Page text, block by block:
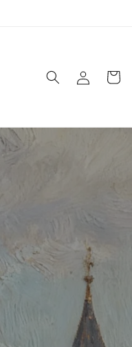
EinloggenWarenkorb